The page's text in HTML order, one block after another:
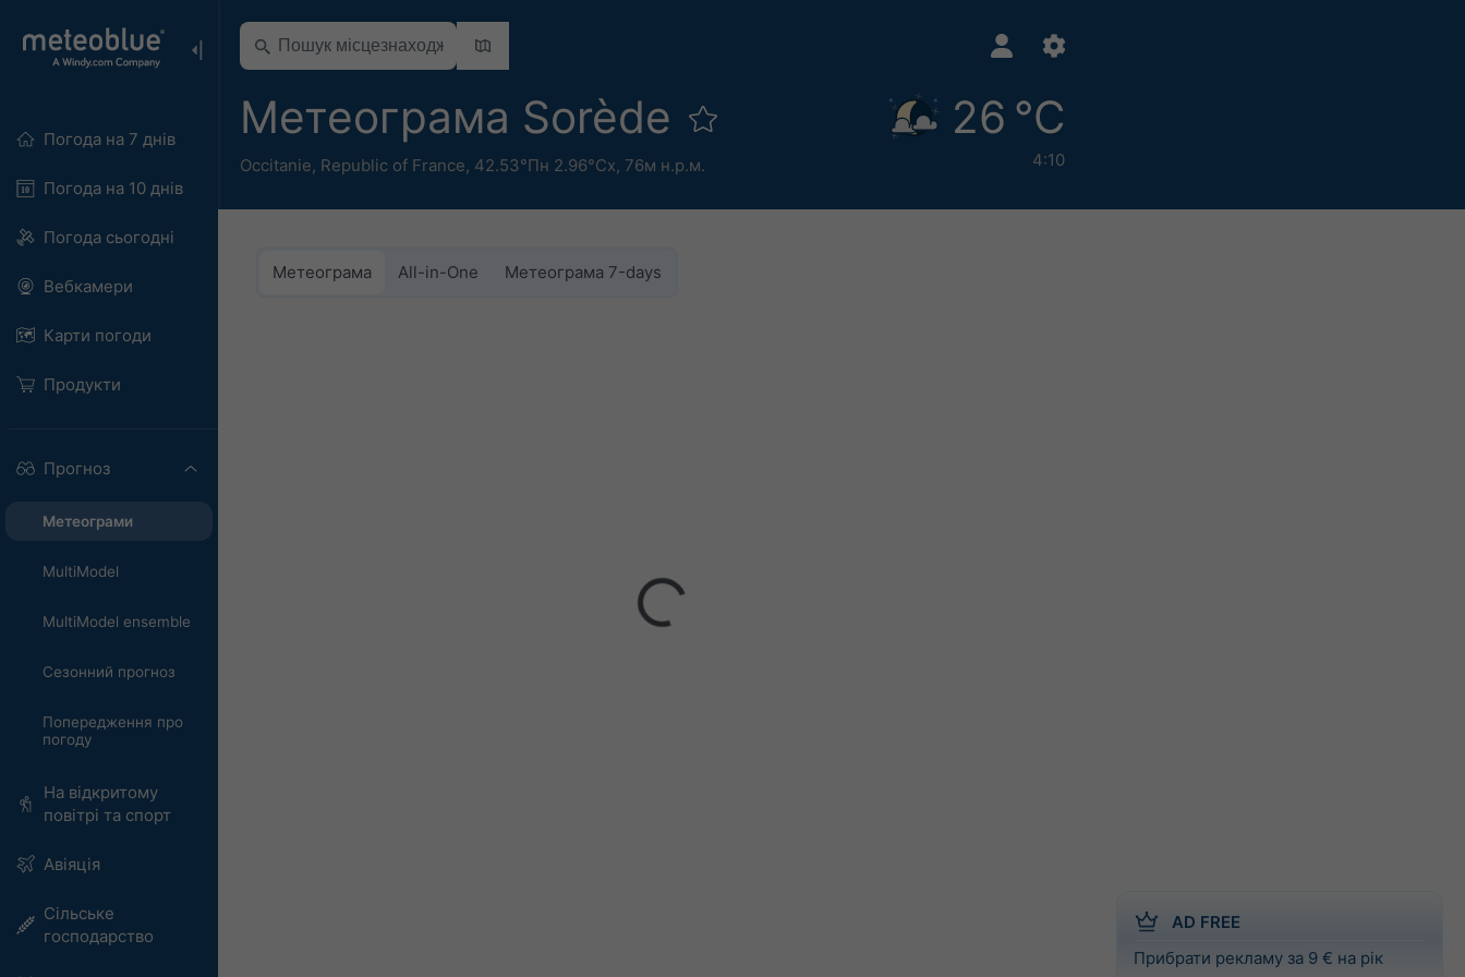
Погода на 7 днів
Погода на 10 днів
Погода сьогодні
Вебкамери
Карти погоди
Продукти
Прогноз
Метеограми
MultiModel
MultiModel ensemble
Сезонний прогноз
Попередження про
погоду
На відкритому
повітрі та спорт
Авіяція
Сільське
господарство
Метеограма Sorède
Occitanie, Republic of France, 42.53°Пн 2.96°Сх, 76м н.р.м.
26 °C
4:10
AD FREE
Прибрати рекламу за 9 € на рік
Метеограма All-in-One Метеограма 7-days